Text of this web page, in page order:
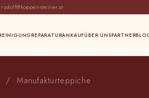
rudolf@koppen-steiner.at
REPARATURANKAUFÜBER UNSPARTNER
/ Manufakturteppiche